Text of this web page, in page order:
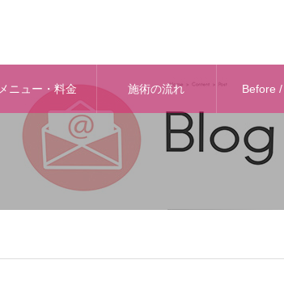
メニュー・料金 施術の流れ Before